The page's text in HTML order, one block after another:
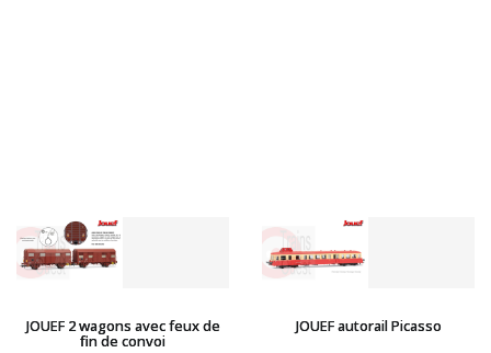
JOUEF 2 wagons avec feux de
fin de convoi
JOUEF autorail Picasso